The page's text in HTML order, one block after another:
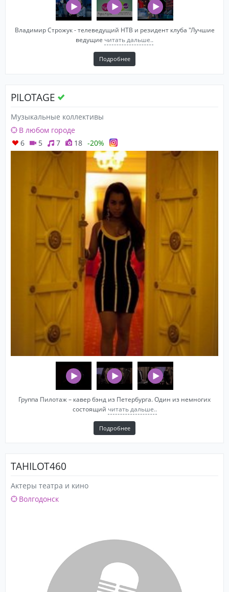
Владимир Строжук - телеведущий НТВ и резидент клуба "Лучшие
ведущие читать дальше..
Подробнее
PILOTAGE
Музыкальные коллективы
В любом городе
6
5 7 18 -20%
Группа Пилотаж – кавер бэнд из Петербурга. Один из немногих
состоящий читать дальше..
Подробнее
TAHILOT460
Актеры театра и кино
Волгодонск